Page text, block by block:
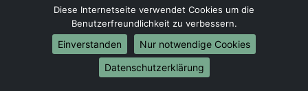
Umzug von Neuss nach Niederlande
Umzug von Neuss nach Norwegen
Umzüge-Deutschlandweit
Umzug von Neuss nach Berlin
Diese Internetseite verwendet Cookies um die
Benutzerfreundlichkeit zu verbessern.
Einverstanden
Nur notwendige Cookies
Datenschutzerklärung